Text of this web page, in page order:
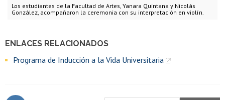
Los estudiantes de la Facultad de Artes, Yanara Quintana y Nicolás
González, acompañaron la ceremonia con su interpretación en violín.
ENLACES RELACIONADOS
Programa de Inducción a la Vida Universitaria